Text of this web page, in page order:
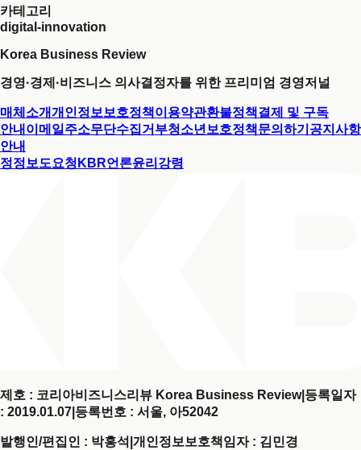
카테고리
digital-innovation
Korea Business Review
경영·경제·비즈니스 의사결정자를 위한 프리미엄 경영저널
매체소개개인정보보호정책이용약관환불정책결제 및 구독
안내 이메일주소무단수집거부청소년보호정책문의하기 공지사항
안내
정정보도요청 KBR언론윤리강령
제호 : 코리아비즈니스리뷰 Korea Business Review| 등록일자
: 2019.01.07 등록번호 : 서울, 아52042
발행인/편집인 : 박홍석 개인정보보호책임자 : 김민경